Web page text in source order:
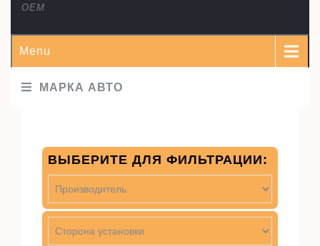
ОЕМ
Menu
МАРКА АВТО
ВЫБЕРИТЕ ДЛЯ ФИЛЬТРАЦИИ: